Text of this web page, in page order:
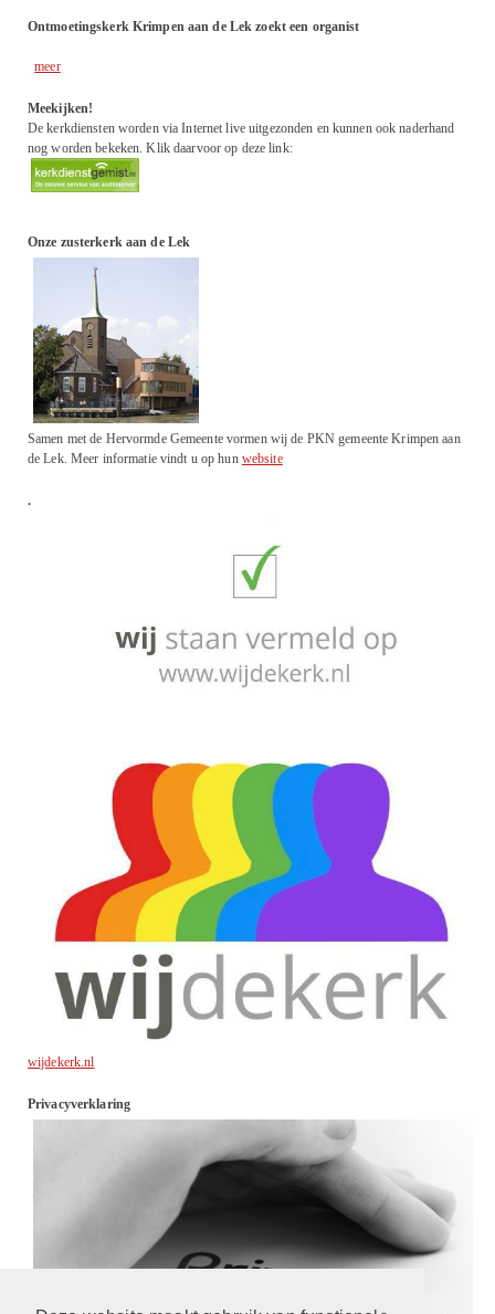
Ontmoetingskerk Krimpen aan de Lek zoekt een organist
meer
Meekijken!
De kerkdiensten worden via Internet live uitgezonden en kunnen ook naderhand
nog worden bekeken. Klik daarvoor op deze link:
Onze zusterkerk aan de Lek
Samen met de Hervormde Gemeente vormen wij de PKN gemeente Krimpen aan
de Lek. Meer informatie vindt u op hun website
.
wijdekerk.nl
Privacyverklaring